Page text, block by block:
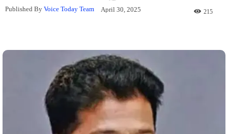
Published By Voice Today Team April 30, 2025 215